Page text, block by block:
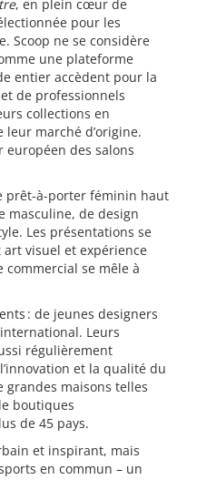
, en plein cœur de
pour les
Scoop ne se considère
une plateforme
entier accèdent pour la
de professionnels
collections en
marché d’origine.
européen des salons
prêt-à-porter féminin haut
masculine, de design
Les présentations se
visuel et expérience
commercial se mêle à
: de jeunes designers
Leurs
régulièrement
et la qualité du
grandes maisons telles
boutiques
de 45 pays.
et inspirant, mais
en commun – un